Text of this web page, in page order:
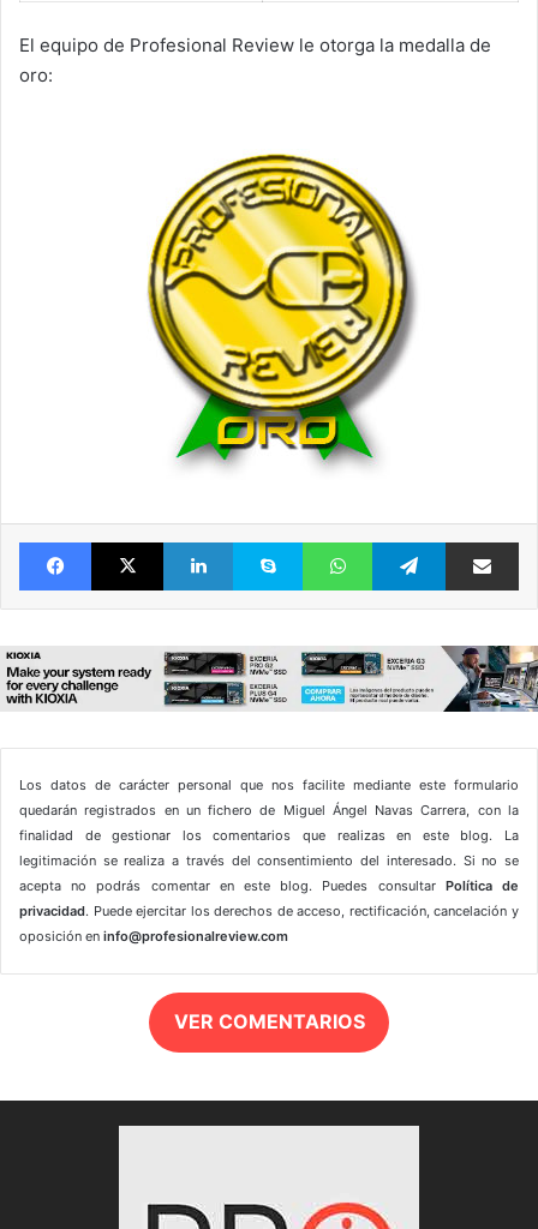
El equipo de Profesional Review le otorga la medalla de
oro:
FacebookX LinkedIn Skype WhatsAppTelegram
Los datos de carácter personal que nos facilite mediante este formulario
quedarán registrados en un fichero de Miguel Ángel Navas Carrera, con la
finalidad de gestionar los comentarios que realizas en este blog. La
legitimación se realiza a través del consentimiento del interesado. Si no se
acepta no podrás comentar en este blog. Puedes consultar Política de
privacidad. Puede ejercitar los derechos de acceso, rectificación, cancelación y
oposición en info@profesionalreview.com
VER COMENTARIOS